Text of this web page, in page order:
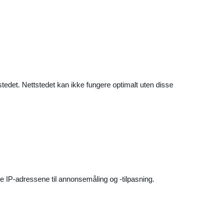
Nettstedet kan ikke fungere optimalt uten disse
adressene til annonsemåling og -tilpasning.